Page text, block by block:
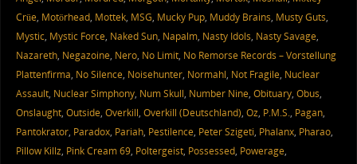
Crüe, Motörhead, Mottek, MSG, Mucky Pup, Muddy Brains, Musty Guts,
Mystic, Mystic Force, Naked Sun, Napalm, Nasty Idols, Nasty Savage,
Nazareth, Negazoine, Nero, No Limit, No Remorse Records – Vorstellung
Plattenfirma, No Silence, Noisehunter, Normahl, Not Fragile, Nuclear
Assault, Nuclear Simphony, Num Skull, Number Nine, Obituary, Obus,
Onslaught, Outside, Overkill, Overkill (Deutschland), Oz, P.M.S., Pagan,
Pantokrator, Paradox, Pariah, Pestilence, Peter Szigeti, Phalanx, Pharao,
Pillow Killz, Pink Cream 69, Poltergeist, Possessed, Powerage,